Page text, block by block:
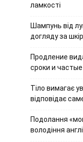
ламкості
Шампунь від
догляду за
Продление
сроки и
Тіло вимагає
відповідає
Подолання
володіння